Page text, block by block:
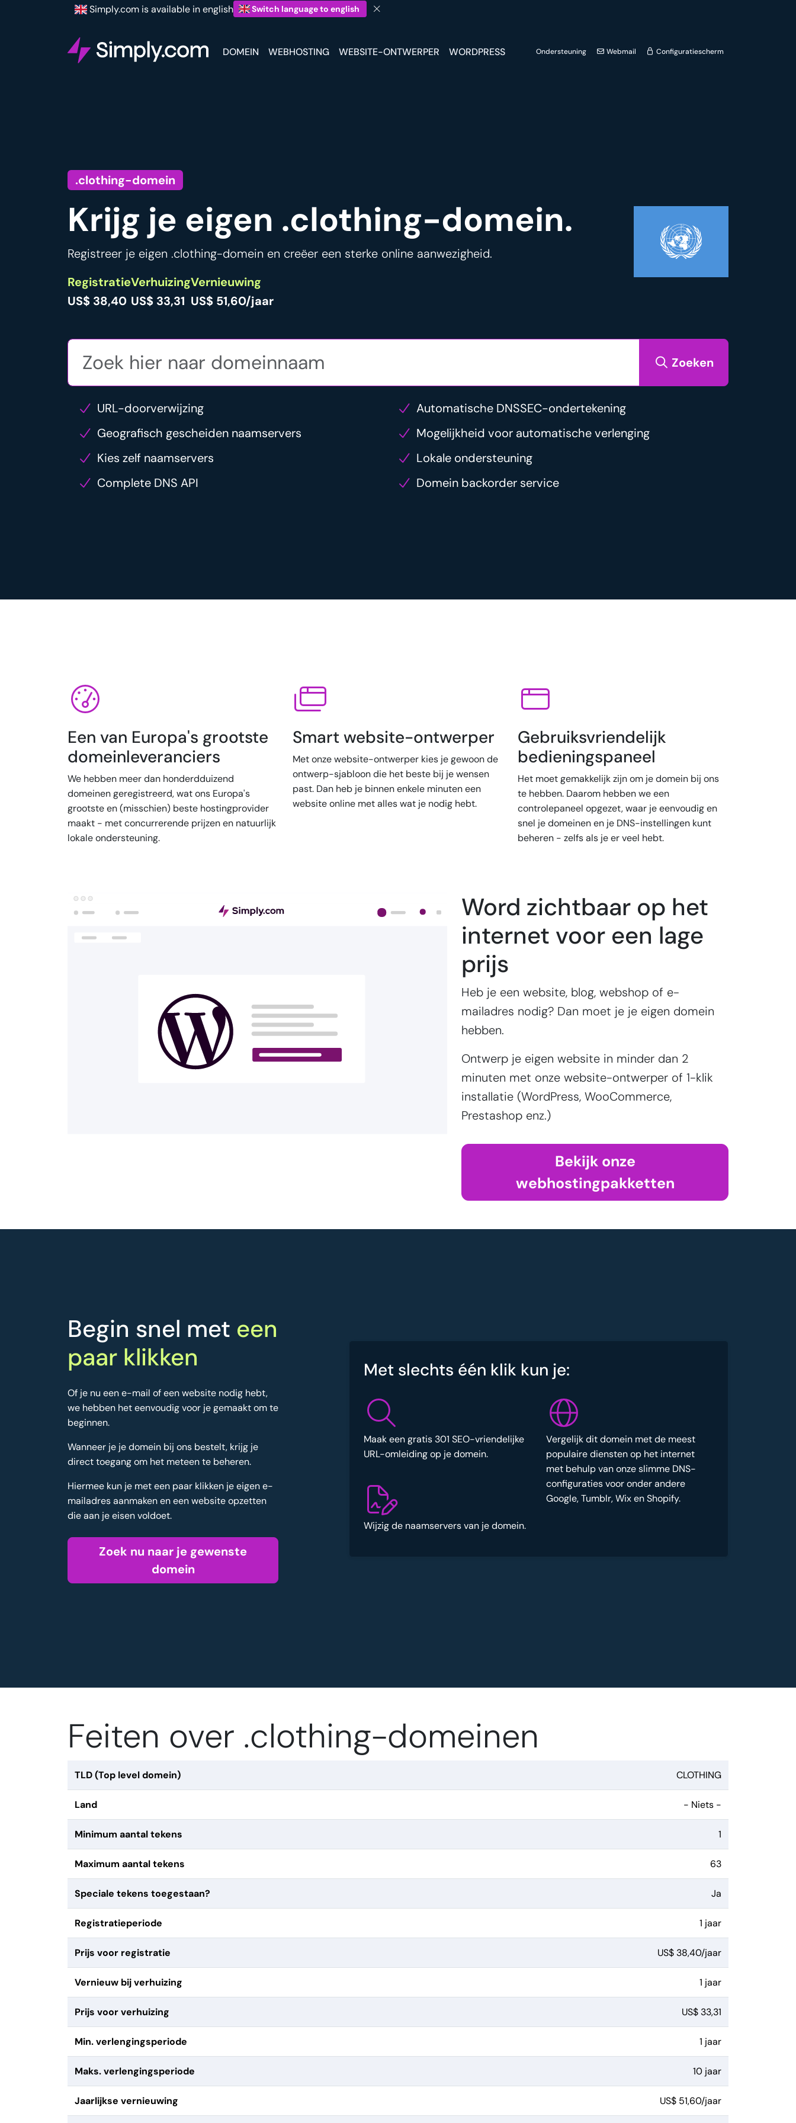
Simply.com is available in english Switch language to english
DOMEIN WEBHOSTING WEBSITE-ONTWERPER WORDPRESS Ondersteuning Webmail Configuratiescherm
.clothing-domein
Krijg je eigen .clothing-domein.
Registreer je eigen .clothing-domein en creëer een sterke online aanwezigheid.
Registratie
US$ 38,40
Verhuizing
US$ 33,31
Vernieuwing
US$ 51,60/jaar
Zoeken
URL-doorverwijzing
Automatische DNSSEC-ondertekening
Geografisch gescheiden naamservers
Mogelijkheid voor automatische verlenging
Kies zelf naamservers
Lokale ondersteuning
Complete DNS API
Domein backorder service
Een van Europa's grootste
domeinleveranciers
We hebben meer dan honderdduizend
domeinen geregistreerd, wat ons Europa's
grootste en (misschien) beste hostingprovider
maakt - met concurrerende prijzen en natuurlijk
lokale ondersteuning.
Smart website-ontwerper
Met onze website-ontwerper kies je gewoon de
ontwerp-sjabloon die het beste bij je wensen
past. Dan heb je binnen enkele minuten een
website online met alles wat je nodig hebt.
Gebruiksvriendelijk
bedieningspaneel
Het moet gemakkelijk zijn om je domein bij ons
te hebben. Daarom hebben we een
controlepaneel opgezet, waar je eenvoudig en
snel je domeinen en je DNS-instellingen kunt
beheren - zelfs als je er veel hebt.
Word zichtbaar op het
internet voor een lage
prijs
Heb je een website, blog, webshop of e-
mailadres nodig? Dan moet je je eigen domein
hebben.
Ontwerp je eigen website in minder dan 2
minuten met onze website-ontwerper of 1-klik
installatie (WordPress, WooCommerce,
Prestashop enz.)
Bekijk onze
webhostingpakketten
Begin snel met een
paar klikken
Of je nu een e-mail of een website nodig hebt,
we hebben het eenvoudig voor je gemaakt om te
beginnen.
Wanneer je je domein bij ons bestelt, krijg je
direct toegang om het meteen te beheren.
Hiermee kun je met een paar klikken je eigen e-
mailadres aanmaken en een website opzetten
die aan je eisen voldoet.
Zoek nu naar je gewenste
domein
Met slechts één klik kun je:
Maak een gratis 301 SEO-vriendelijke
URL-omleiding op je domein.
Wijzig de naamservers van je domein.
Vergelijk dit domein met de meest
populaire diensten op het internet
met behulp van onze slimme DNS-
configuraties voor onder andere
Google, Tumblr, Wix en Shopify.
Feiten over .clothing-domeinen
TLD (Top level domein) CLOTHING
Land - Niets -
Minimum aantal tekens 1
Maximum aantal tekens 63
Speciale tekens toegestaan? Ja
Registratieperiode 1 jaar
Prijs voor registratie US$ 38,40/jaar
Vernieuw bij verhuizing 1 jaar
Prijs voor verhuizing US$ 33,31
Min. verlengingsperiode 1 jaar
Maks. verlengingsperiode 10 jaar
Jaarlijkse vernieuwing US$ 51,60/jaar